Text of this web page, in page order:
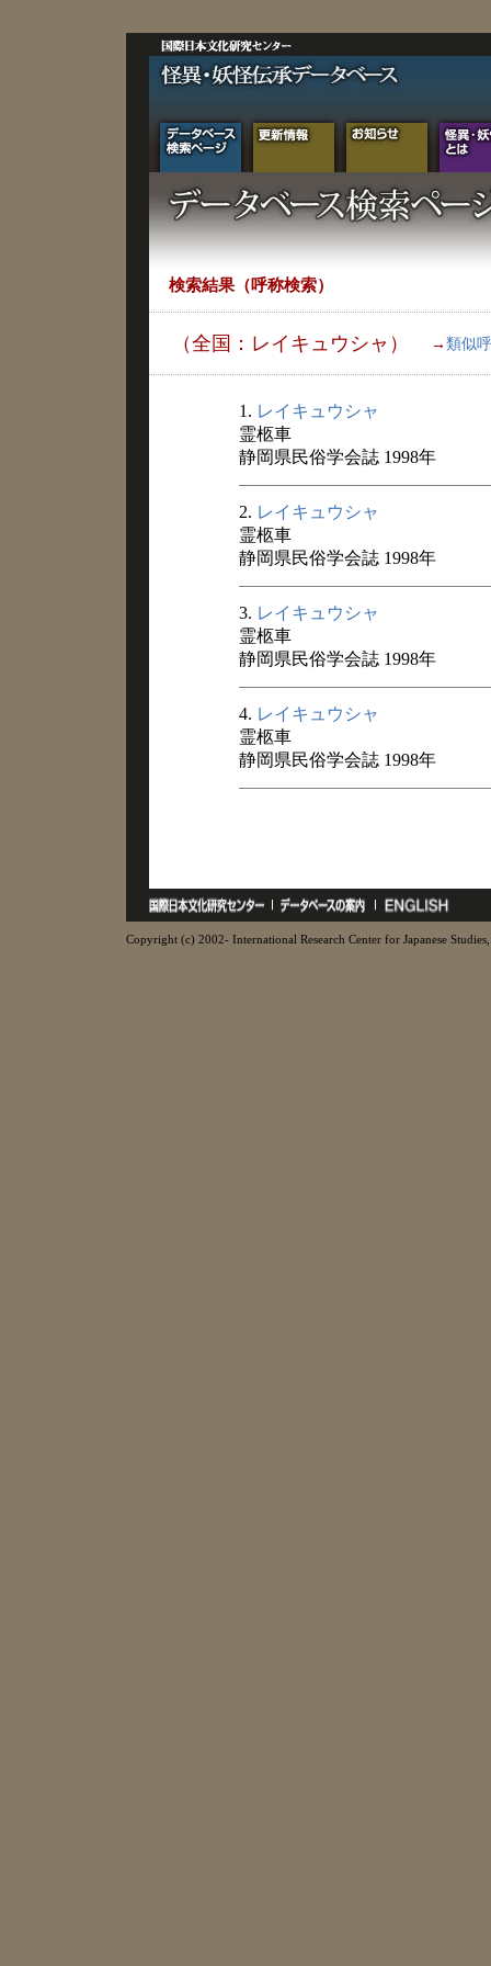
検索結果（呼称検索）
（全国：レイキュウシャ） → 類似
1. レイキュウシャ
霊柩車
静岡県民俗学会誌 1998年
2. レイキュウシャ
霊柩車
静岡県民俗学会誌 1998年
3. レイキュウシャ
霊柩車
静岡県民俗学会誌 1998年
4. レイキュウシャ
霊柩車
静岡県民俗学会誌 1998年
Copyright (c) 2002- International Research Center for Japanese